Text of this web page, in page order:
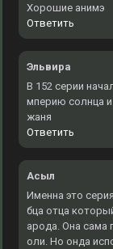
Хорошие анимэ
Ответить
Эльвира
В 152 серии
мперию солнца
жаня
Ответить
Асыл
Именна это
бца отца
арода. Она сама
оли. Но онда